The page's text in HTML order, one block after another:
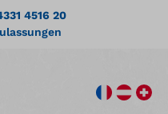
4516 20